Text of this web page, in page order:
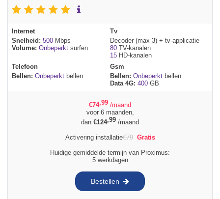
Internet
Snelheid: 500 Mbps
Volume: Onbeperkt surfen
Tv
Decoder (max 3) + tv-applicatie
80 TV-kanalen
15 HD-kanalen
Telefoon
Bellen: Onbeperkt bellen
Gsm
Bellen: Onbeperkt bellen
Data 4G: 400 GB
€74,99 /maand
voor 6 maanden,
dan €124,99 /maand
Activering installatie€79 Gratis
Huidige gemiddelde termijn van Proximus:
5 werkdagen
Bestellen